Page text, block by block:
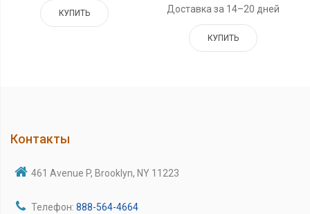
КУПИТЬ Доставка за 14–20 дней
КУПИТЬ
Контакты
461 Avenue P, Brooklyn, NY 11223
Телефон: 888-564-4664